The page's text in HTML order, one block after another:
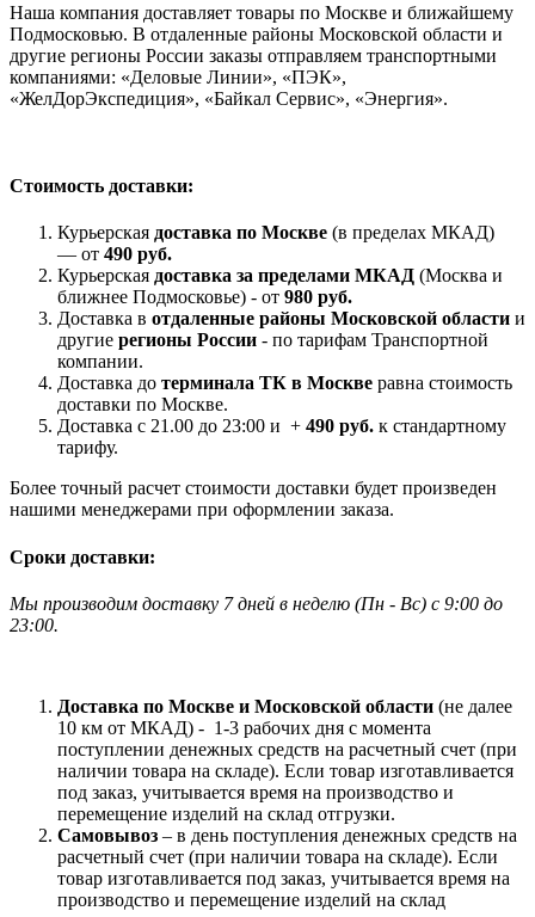
Наша компания доставляет товары по Москве и ближайшему
Подмосковью. В отдаленные районы Московской области и
другие регионы России заказы отправляем транспортными
компаниями: «Деловые Линии», «ПЭК»,
«ЖелДорЭкспедиция», «Байкал Сервис», «Энергия».
Стоимость доставки:
Курьерская доставка по Москве (в пределах МКАД)
— от 490 руб.
Курьерская доставка за пределами МКАД (Москва и
ближнее Подмосковье) - от 980 руб.
Доставка в отдаленные районы Московской области и
другие регионы России - по тарифам Транспортной
компании.
Доставка до терминала ТК в Москве равна стоимость
доставки по Москве.
Доставка с 21.00 до 23:00 и + 490 руб. к стандартному
тарифу.
Более точный расчет стоимости доставки будет произведен
нашими менеджерами при оформлении заказа.
Сроки доставки:
Мы производим доставку 7 дней в неделю (Пн - Вс) с 9:00 до
23:00.
Доставка по Москве и Московской области (не далее
10 км от МКАД) - 1-3 рабочих дня с момента
поступлении денежных средств на расчетный счет (при
наличии товара на складе). Если товар изготавливается
под заказ, учитывается время на производство и
перемещение изделий на склад отгрузки.
Самовывоз – в день поступления денежных средств на
расчетный счет (при наличии товара на складе). Если
товар изготавливается под заказ, учитывается время на
производство и перемещение изделий на склад